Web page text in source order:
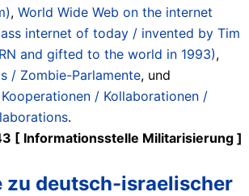
, World Wide Web on the internet
internet of today / invented by Tim
and gifted to the world in 1993),
/ Zombie-Parlamente, und
/ Kollaborationen /
.
[ Informationsstelle Militarisierung ]
zu deutsch-israelischer